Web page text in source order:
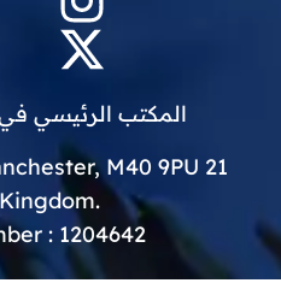
المكتب الرئيسي
21 Finchley Grove, Manchester, M40 9PU
.United Kingdom
: 1204642